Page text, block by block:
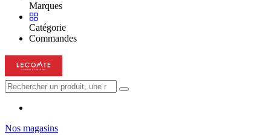
Marques
Catégorie
Commandes
Nos magasins